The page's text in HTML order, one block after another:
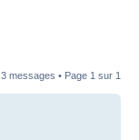
3 messages • Page 1 sur 1